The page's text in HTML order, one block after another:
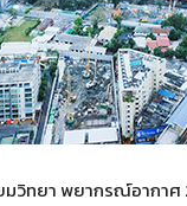
มวิทยา พยากรณ์อากา